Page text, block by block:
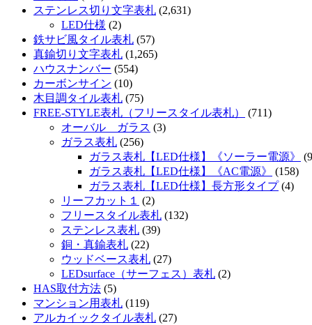
ステンレス切り文字表札 (2,631)
LED仕様 (2)
鉄サビ風タイル表札 (57)
真鍮切り文字表札 (1,265)
ハウスナンバー (554)
カーボンサイン (10)
木目調タイル表札 (75)
FREE-STYLE表札（フリースタイル表札）
(711)
オーバル ガラス (3)
ガラス表札 (256)
ガラス表札【LED仕様】《ソーラー電源》
ガラス表札【LED仕様】《AC電源》
(158)
ガラス表札【LED仕様】長方形タイプ(4)
リーフカット１
(2)
フリースタイル表札 (132)
ステンレス表札 (39)
銅・真鍮表札 (22)
ウッドベース表札 (27)
LEDsurface（サーフェス）表札 (2)
HAS取付方法 (5)
マンション用表札 (119)
アルカイックタイル表札 (27)